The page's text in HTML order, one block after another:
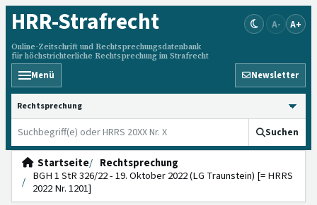
HRR-Strafrecht
Online-Zeitschrift und Rechtsprechungsdatenbank
für höchstrichterliche Rechtsprechung im Strafrecht
A- A+
Menü Newsletter
HRRS durchsuchen
Suchen
Startseite
Rechtsprechung
BGH 1 StR 326/22 - 19. Oktober 2022 (LG Traunstein) [= HRRS
2022 Nr. 1201]